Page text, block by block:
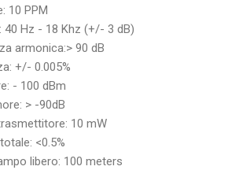
10 PPM
Hz - 18 Khz (+/- 3 dB)
armonica:> 90 dB
+/- 0.005%
- 100 dBm
> -90dB
10 mW
<0.5%
libero: 100 meters